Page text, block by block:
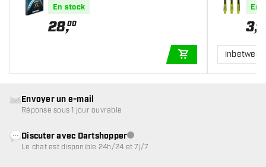
acement - Éclairage cible Fléchettes
En stock
28,00
AJOUTER AU
En
3,50
inbetween
Envoyer un e-mail
Réponse sous 1 jour ouvrable
Discuter avec DartshopperService client indisponible
Le chat est disponible 24h/24 et 7j/7